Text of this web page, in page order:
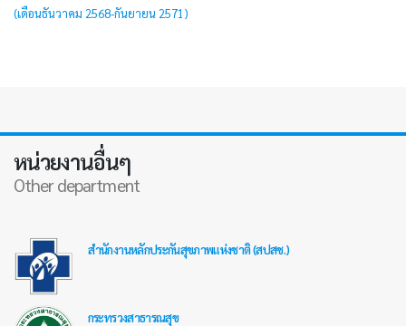
(เดือนธันวาคม 2568-กันยายน 2571)
หน่วยงานอื่นๆ
Other department
สำนักงานหลักประกันสุขภาพแห่งชาติ (สปสช.)
กระทรวงสาธารณสุข